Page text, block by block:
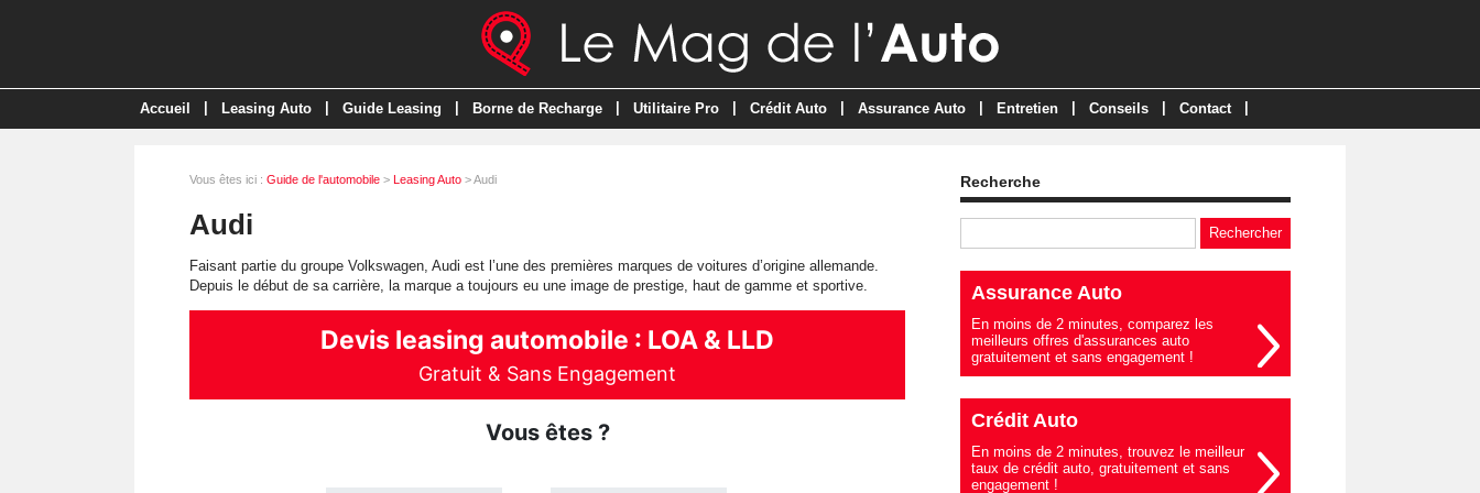
Accueil Leasing Auto Guide Leasing Borne de Recharge Utilitaire Pro Crédit Auto Assurance Auto Entretien Conseils Contact
Vous êtes ici : Guide de l'automobile > Leasing Auto > Audi
Audi
Faisant partie du groupe Volkswagen, Audi est l’une des premières marques de voitures d’origine allemande.
Depuis le début de sa carrière, la marque a toujours eu une image de prestige, haut de gamme et sportive.
Recherche
Assurance Auto
En moins de 2 minutes, comparez les
meilleurs offres d'assurances auto
gratuitement et sans engagement !
Crédit Auto
En moins de 2 minutes, trouvez le meilleur
taux de crédit auto, gratuitement et sans
engagement !